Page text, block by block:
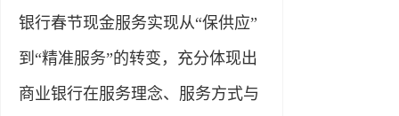
银行春节现金服务实现从“保供应”
到“精准服务”的转变，充分体现出
商业银行在服务理念、服务方式与